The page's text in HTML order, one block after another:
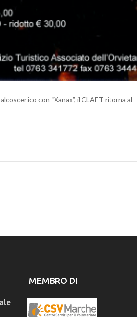
con “Xanax”, il CLAET ritorna al
MEMBRO DI